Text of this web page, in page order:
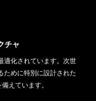
チャ
適化されています。次世
ために特別に設計された
えています。